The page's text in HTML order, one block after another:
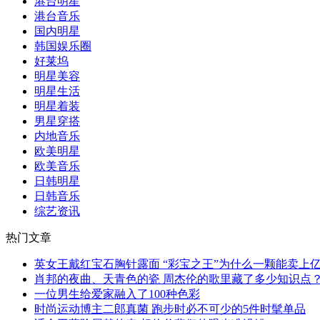
港台音乐
国内明星
韩国娱乐圈
好莱坞
明星美容
明星生活
明星着装
男星穿搭
内地音乐
欧美明星
欧美音乐
日韩明星
日韩音乐
综艺资讯
热门文章
英女王戴红宝石胸针露面 “彩宝之王”为什么一颗能卖上
肖邦的夜曲、天青色的瓷 周杰伦的歌里藏了多少知识点
一位男生给爱家融入了100种色彩
时尚运动博主二郎真菌 跑步时必不可少的5件时髦单品